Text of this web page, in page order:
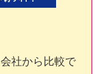
社から比較で